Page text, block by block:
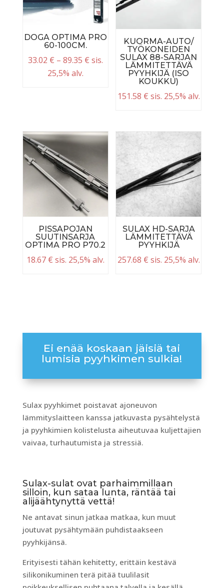
DOGA OPTIMA PRO
60-100CM.
33.02 € – 89.35 € sis.
25,5% alv.
KUORMA-AUTO/
TYÖKONEIDEN
SULAX 88-SARJAN
LÄMMITETTÄVÄ
PYYHKIJÄ (ISO
KOUKKU)
151.58 € sis. 25,5% alv.
PISSAPOJAN
SUUTINSARJA
OPTIMA PRO P70.2
18.67 € sis. 25,5% alv.
SULAX HD-SARJA
LÄMMITETTÄVÄ
PYYHKIJÄ
257.68 € sis. 25,5% alv.
Ei enää koskaan jäisiä tai
lumisia pyyhkimen sulkia!
Sulax pyyhkimet poistavat ajoneuvon
lämmityslaitteen kanssa jatkuvasta pysähtelystä
ja pyyhkimien kolistelusta aiheutuvaa kuljettajien
vaivaa, turhautumista ja stressiä.
Sulax-sulat ovat parhaimmillaan
silloin, kun sataa lunta, räntää tai
alijäähtynyttä vettä!
Ne antavat sinun jatkaa matkaa, kun muut
joutuvat pysähtymään puhdistaakseen
pyyhkijänsä.
Erityisesti tähän kehitetty, erittäin kestävä
silikonikuminen terä pitää tuulilasit